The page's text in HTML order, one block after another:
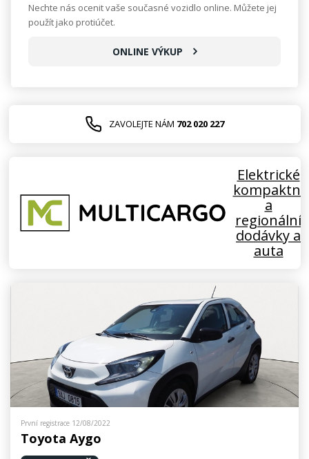
Nechte nás ocenit vaše současné vozidlo online. Můžete jej
použít jako protiúčet.
ONLINE VÝKUP
ZAVOLEJTE NÁM 702 020 227
Elektrické
kompaktní
a
regionální
dodávky a
auta
První registrace 12/08/2022
Toyota Aygo